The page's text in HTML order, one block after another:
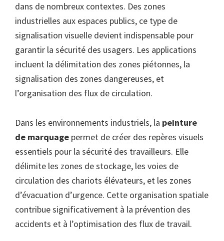
dans de nombreux contextes. Des zones
industrielles aux espaces publics, ce type de
signalisation visuelle devient indispensable pour
garantir la sécurité des usagers. Les applications
incluent la délimitation des zones piétonnes, la
signalisation des zones dangereuses, et
l’organisation des flux de circulation.
Dans les environnements industriels, la peinture
de marquage permet de créer des repères visuels
essentiels pour la sécurité des travailleurs. Elle
délimite les zones de stockage, les voies de
circulation des chariots élévateurs, et les zones
d’évacuation d’urgence. Cette organisation spatiale
contribue significativement à la prévention des
accidents et à l’optimisation des flux de travail.